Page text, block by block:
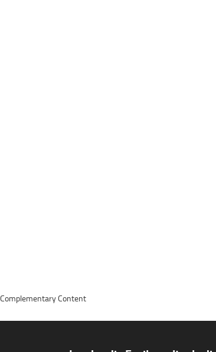
Complementary Content